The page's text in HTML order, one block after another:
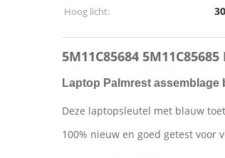
Hoog licht:
5M11C85684
Laptop Palmrest assemblage
Deze laptopsleutel met blauw
100% nieuw en goed getest voor